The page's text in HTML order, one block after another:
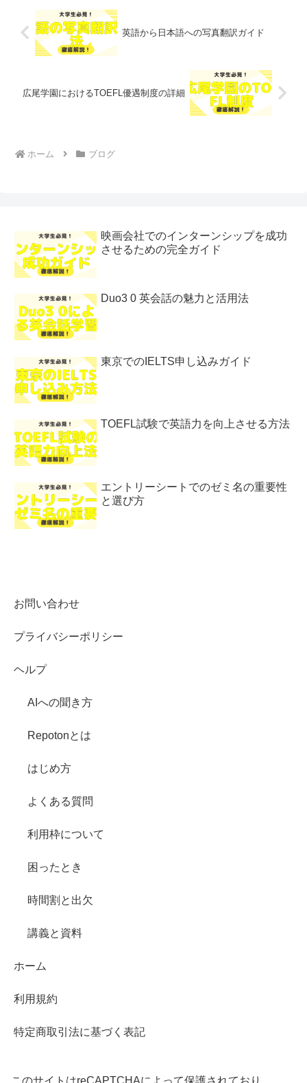
英語から日本語への写真翻訳ガイド
広尾学園におけるTOEFL優遇制度の詳細
ホーム ブログ
映画会社でのインターンシップを成功
させるための完全ガイド
Duo3 0 英会話の魅力と活用法
東京でのIELTS申し込みガイド
TOEFL試験で英語力を向上させる方法
エントリーシートでのゼミ名の重要性
と選び方
お問い合わせ
プライバシーポリシー
ヘルプ
AIへの聞き方
Repotonとは
はじめ方
よくある質問
利用枠について
困ったとき
時間割と出欠
講義と資料
ホーム
利用規約
特定商取引法に基づく表記